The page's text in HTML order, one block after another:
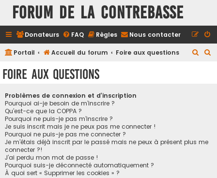
FORUM DE LA CONTREBASSE
Donateurs FAQ Règles Nous contacter
Portail Accueil du forum Foire aux questions
h
Foire aux questions
Problèmes de connexion et d’inscription
Pourquoi ai-je besoin de m’inscrire ?
Qu’est-ce que la COPPA ?
Pourquoi ne puis-je pas m’inscrire ?
Je suis inscrit mais je ne peux pas me connecter !
Pourquoi ne puis-je pas me connecter ?
Je m’étais déjà inscrit par le passé mais ne peux à présent plus me
connecter ?!
J’ai perdu mon mot de passe !
Pourquoi suis-je déconnecté automatiquement ?
À quoi sert « Supprimer les cookies » ?